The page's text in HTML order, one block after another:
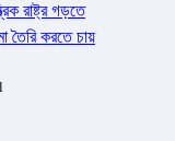
রাষ্ট্র গড়তে
তৈরি করতে চায়